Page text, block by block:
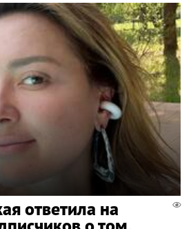
ответила на